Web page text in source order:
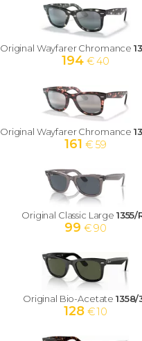
Original Wayfarer Chromance
194 € 40
Original Wayfarer Chromance
161 € 59
Original Classic Large 1355/
99 € 90
Original Bio-Acetate1358/
128 € 10